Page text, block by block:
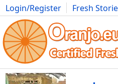
Login/Register Fresh
Movies Anime Music Art